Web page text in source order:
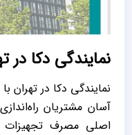
نمایندگی دکا در
نمایندگی دکا در
آسان مشتریان
اصلی مصرف تجهیزات